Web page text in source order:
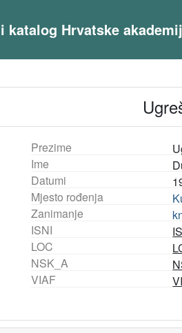
katalog Hrvatske
Prezime
Ime
Datumi
Mjesto rođenja
Zanimanje
ISNI
LOC
NSK_A
VIAF